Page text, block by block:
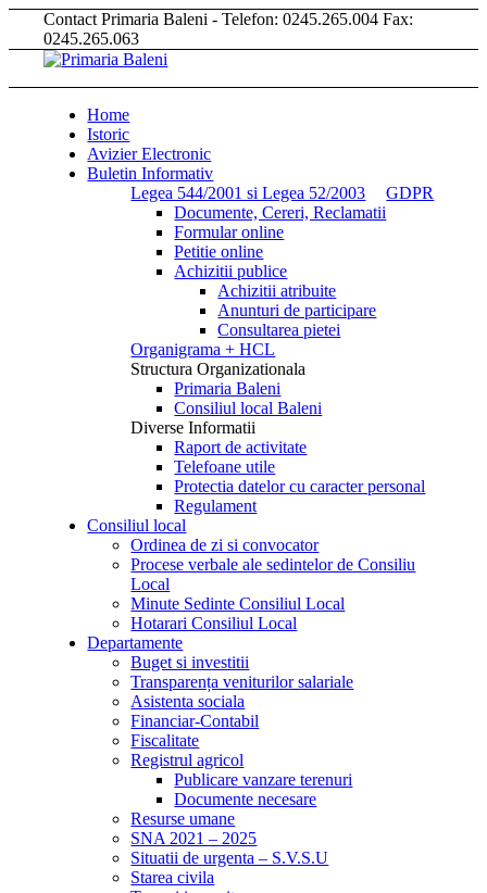
Contact Primaria Baleni - Telefon: 0245.265.004 Fax:
0245.265.063
Home
Istoric
Avizier Electronic
Buletin Informativ
Legea 544/2001 si Legea 52/2003
Documente, Cereri, Reclamatii
Formular online
Petitie online
Achizitii publice
Achizitii atribuite
Anunturi de participare
Consultarea pietei
GDPR
Organigrama + HCL
Structura Organizationala
Primaria Baleni
Consiliul local Baleni
Diverse Informatii
Raport de activitate
Telefoane utile
Protectia datelor cu caracter personal
Regulament
Consiliul local
Ordinea de zi si convocator
Procese verbale ale sedintelor de Consiliu
Local
Minute Sedinte Consiliul Local
Hotarari Consiliul Local
Departamente
Buget si investitii
Transparența veniturilor salariale
Asistenta sociala
Financiar-Contabil
Fiscalitate
Registrul agricol
Publicare vanzare terenuri
Documente necesare
Resurse umane
SNA 2021 – 2025
Situatii de urgenta – S.V.S.U
Starea civila